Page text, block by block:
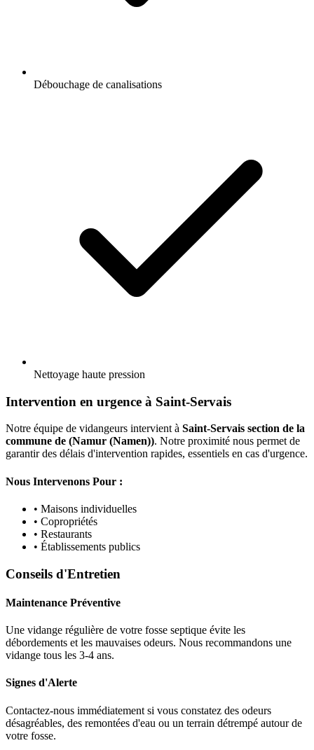
Débouchage de canalisations
Nettoyage haute pression
Intervention en urgence à Saint-Servais
Notre équipe de vidangeurs intervient à Saint-Servais section de la
commune de (Namur (Namen)). Notre proximité nous permet de
garantir des délais d'intervention rapides, essentiels en cas d'urgence.
Nous Intervenons Pour :
• Maisons individuelles
• Copropriétés
• Restaurants
• Établissements publics
Conseils d'Entretien
Maintenance Préventive
Une vidange régulière de votre fosse septique évite les
débordements et les mauvaises odeurs. Nous recommandons une
vidange tous les 3-4 ans.
Signes d'Alerte
Contactez-nous immédiatement si vous constatez des odeurs
désagréables, des remontées d'eau ou un terrain détrempé autour de
votre fosse.